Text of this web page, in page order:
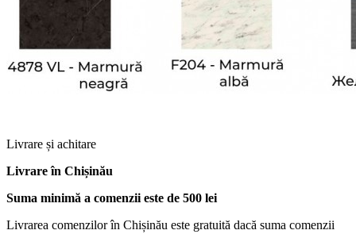
Livrare și achitare
Livrareîn Chișinău
Suma minimă a comenzii este de 500 lei
Livrarea comenzilor în Chișinău este gratuită dacă suma comenzii